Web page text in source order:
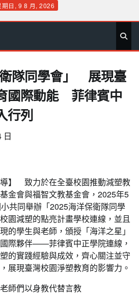
期日, 9 8 月, 2026
社 文 公 運 旅 政 地 專
隊同學會」 展現臺
國際動能 菲律賓中
行列
日
導】 致力於在全臺校園推動減塑教
金會與福智文教基金會，2025年5
共同舉辦「2025海洋保衛隊同學
園減塑的點亮計畫學校連線，並且
的學生與老師，頒授「海洋之星」
際夥伴——菲律賓中正學院連線，
的實踐經驗與成效，齊心關注並守
展現臺灣校園淨塑教育的影響力。
師們以身教代替言教